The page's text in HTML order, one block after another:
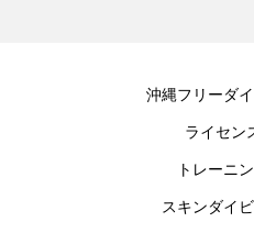
沖縄フリーダ
ライセン
トレーニ
スキンダイ